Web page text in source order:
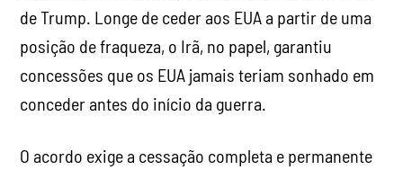
de Trump. Longe de ceder aos EUA a partir de uma
posição de fraqueza, o Irã, no papel, garantiu
concessões que os EUA jamais teriam sonhado em
conceder antes do início da guerra.
O acordo exige a cessação completa e permanente